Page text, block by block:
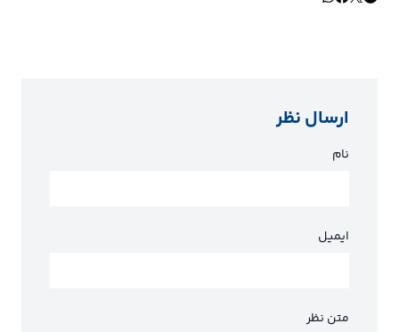
ارسال نظر
نام
ایمیل
متن نظر